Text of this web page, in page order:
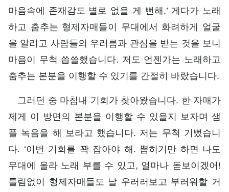
마음속에 존재감도 별로 없을 게 뻔해.’ 게다가 노래
하고 춤추는 형제자매들이 무대에서 화려하게 얼굴
을 알리고 사람들의 우러름과 관심을 받는 것을 보니
마음이 무척 씁쓸했습니다. 저도 언젠가는 노래하고
춤추는 본분을 이행할 수 있기를 간절히 바랐습니다.
그러던 중 마침내 기회가 찾아왔습니다. 한 자매가
제게 이 방면의 본분을 이행할 수 있을지 보자며 샘
플 녹음을 해 보라고 했습니다. 저는 무척 기뻤습니
다. ‘이번 기회를 꽉 잡아야 해. 뽑히기만 하면 나도
무대에 올라 노래 부를 수 있고, 얼마나 돋보이겠어!
틀림없이 형제자매들도 날 우러러보고 부러워할 거